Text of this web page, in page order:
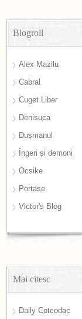
Blogroll
Alex Mazilu
Cabral
Cuget Liber
Denisuca
Dușmanul
Îngeri și demoni
Ocsike
Portase
Victor's Blog
Mai citesc
Daily Cotcodac